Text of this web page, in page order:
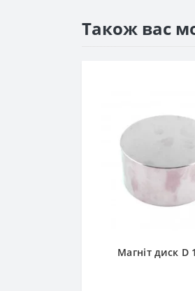
Також вас
Магніт диск D